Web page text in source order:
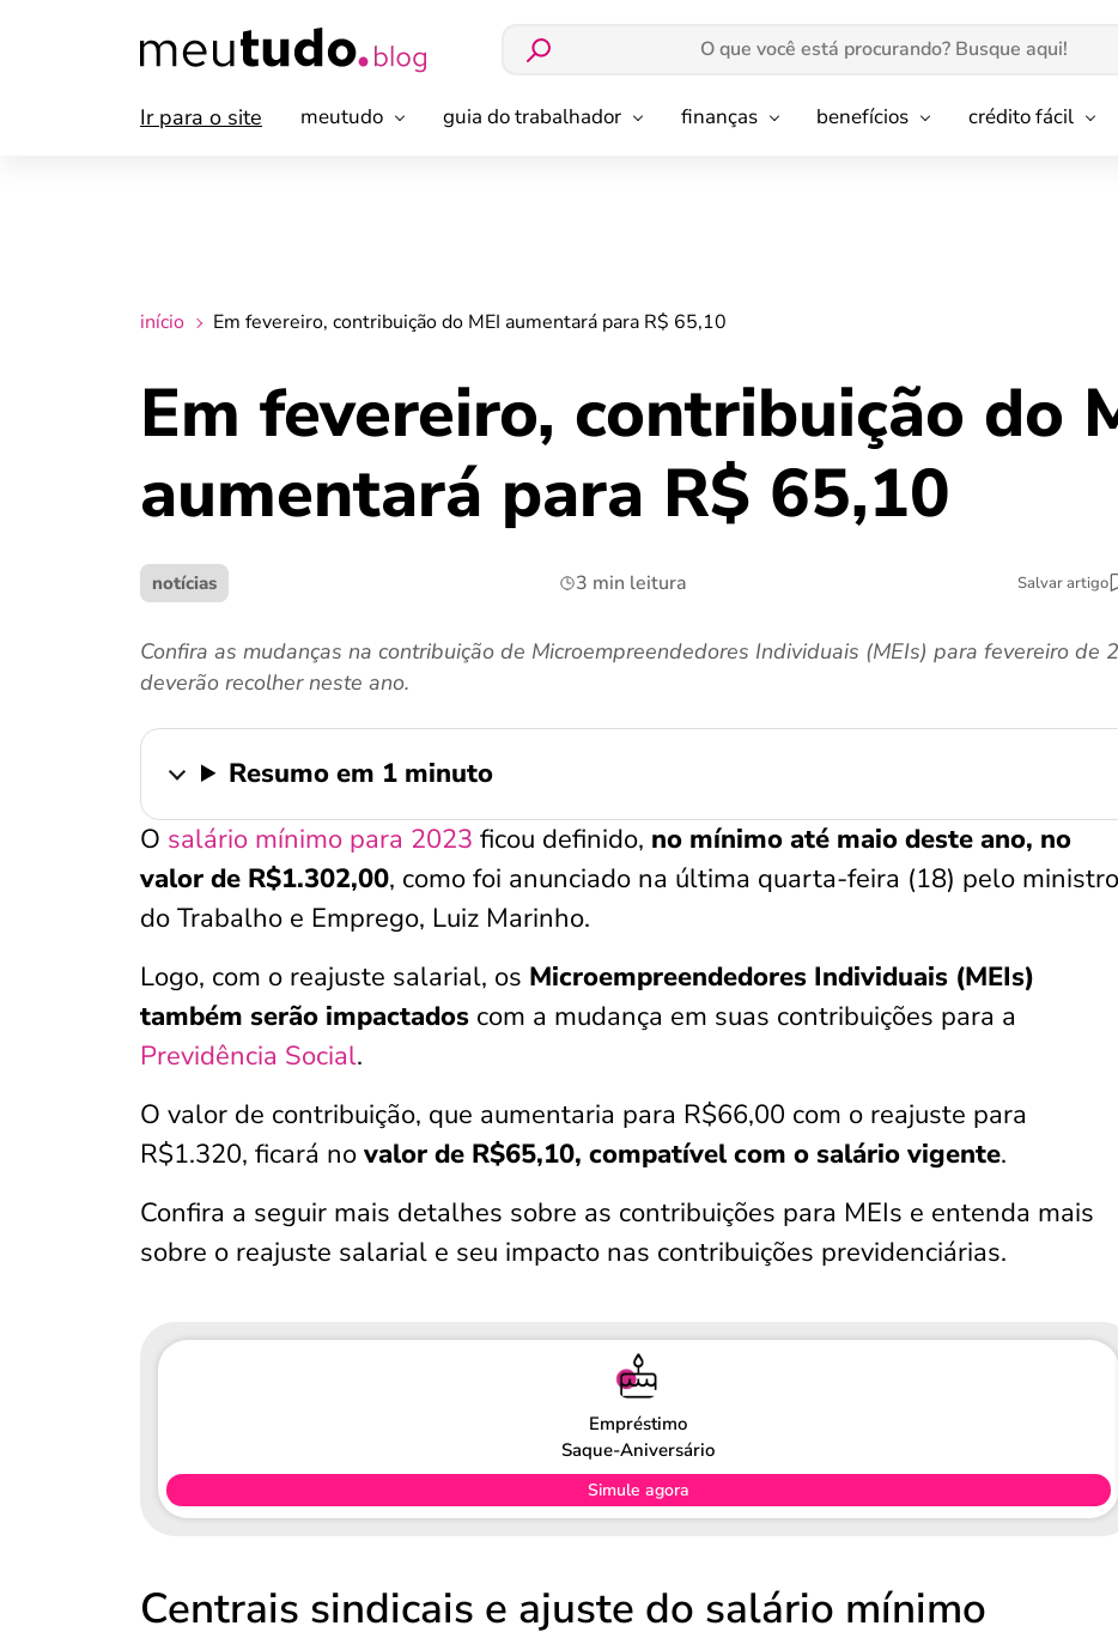
Ir para o site meutudo guia do trabalhador finanças benefícios crédito fácil
início Em fevereiro, contribuição do MEI aumentará para R$ 65,10
Em fevereiro, contribuição do
aumentará para R$ 65,10
notícias 3 min leitura Salvar artigo
Confira as mudanças na contribuição de Microempreendedores Individuais (MEIs) para fevereiro de
deverão recolher neste ano.
Resumo em 1 minuto
O salário mínimo para 2023 ficou definido, no mínimo até maio deste ano, no
valor de R$1.302,00, como foi anunciado na última quarta-feira (18) pelo ministro
do Trabalho e Emprego, Luiz Marinho.
Logo, com o reajuste salarial, os Microempreendedores Individuais (MEIs)
também serão impactados com a mudança em suas contribuições para a
Previdência Social.
O valor de contribuição, que aumentaria para R$66,00 com o reajuste para
R$1.320, ficará no valor de R$65,10, compatível com o salário vigente.
Confira a seguir mais detalhes sobre as contribuições para MEIs e entenda mais
sobre o reajuste salarial e seu impacto nas contribuições previdenciárias.
Empréstimo
Saque-Aniversário
Simule agora
Centrais sindicais e ajuste do salário mínimo